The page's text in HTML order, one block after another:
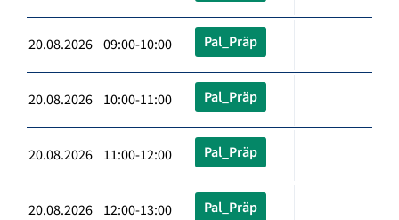
20.08.2026 09:00-10:00 Pal_Präp
20.08.2026 10:00-11:00 Pal_Präp
20.08.2026 11:00-12:00 Pal_Präp
20.08.2026 12:00-13:00 Pal_Präp